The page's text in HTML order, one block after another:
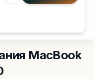
MacBook